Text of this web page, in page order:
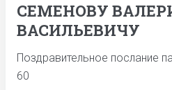
СЕМЕНОВУ
ВАСИЛЬЕВИЧУ
Поздравительное послание
60